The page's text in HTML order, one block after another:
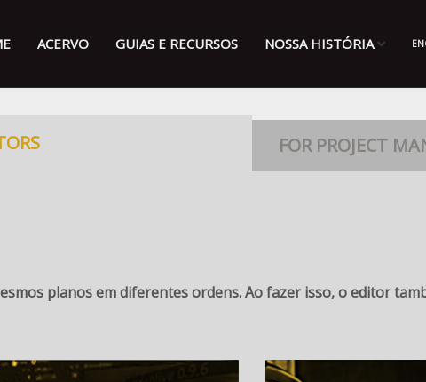
ACERVO GUIAS E RECURSOS NOSSA HISTÓRIA
FOR PROJECT
planos em diferentes ordens. Ao fazer isso, o editor